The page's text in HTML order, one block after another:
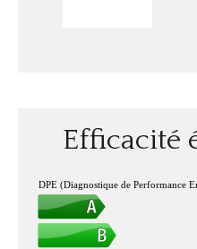
Efficacité
DPE (Diagnostique de Performance